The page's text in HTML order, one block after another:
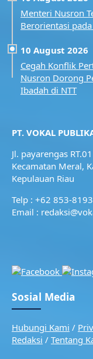
Menteri Nusron
Berorientasi
10 August 2026
Cegah Konflik
Nusron Dorong
Ibadah di NTT
PT. VOKAL
Jl. payarengas
Kecamatan Meral,
Kepulauan Riau
Telp : +62 853-
Email :
Sosial Media
Hubungi Kami /
Redaksi / Tentang